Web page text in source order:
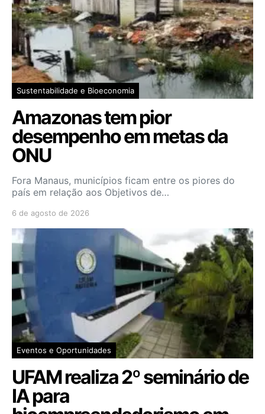
Sustentabilidade e Bioeconomia
Amazonas tem pior
desempenho em metas da
ONU
Fora Manaus, municípios ficam entre os piores do
país em relação aos Objetivos de…
6 de agosto de 2026
Eventos e Oportunidades
UFAM realiza 2º seminário de
IA para